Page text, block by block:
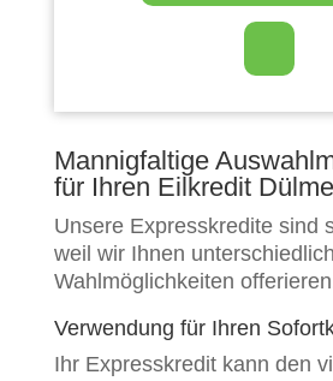
Mannigfaltige
für Ihren Eilkredit
Unsere Expresskredite sind
weil wir Ihnen
Wahlmöglichkeiten
Verwendung für Ihren
Ihr Expresskredit kann den